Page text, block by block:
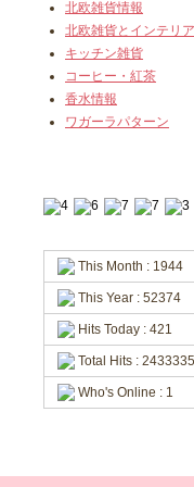
北欧雑貨情報
北欧雑貨とインテリア
キッチン雑貨
コーヒー・紅茶
香水情報
ワガーラパターン
This Month : 1944
This Year : 52374
Hits Today : 421
Total Hits : 2433335
Who's Online : 1